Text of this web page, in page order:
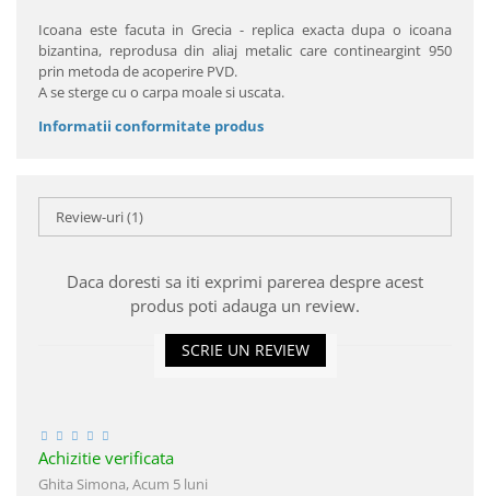
Icoana este facuta in Grecia - replica exacta dupa o icoana
bizantina, reprodusa din aliaj metalic care contineargint 950
prin metoda de acoperire PVD.
A se sterge cu o carpa moale si uscata.
Informatii conformitate produs
Review-uri(1)
Daca doresti sa iti exprimi parerea despre acest
produs poti adauga un review.
SCRIE UN REVIEW
Achizitie verificata
Ghita Simona,Acum 5 luni